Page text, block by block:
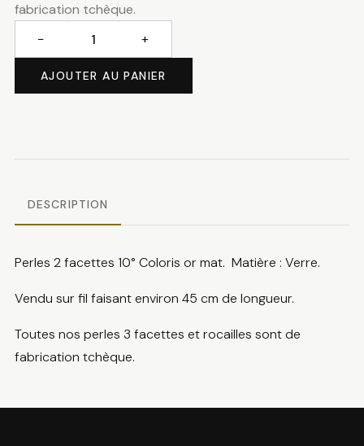
fabrication tchèque.
Perles
or
− +
AJOUTER AU PANIER
DESCRIPTION
Perles 2 facettes 10° Coloris or mat. Matière : Verre.
Vendu sur fil faisant environ 45 cm de longueur.
Toutes nos perles 3 facettes et rocailles sont de
fabrication tchèque.